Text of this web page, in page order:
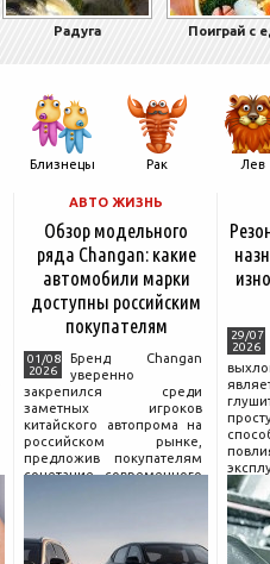
Радуга Поиграй с
Близнецы Рак Лев
АВТО ЖИЗНЬ
Обзор модельного
ряда Changan: какие
автомобили марки
доступны российским
покупателям
01/08
2026
Бренд Changan
уверенно
закрепился среди
заметных игроков
китайского автопрома на
российском рынке,
предложив покупателям
сочетание современного
насчитывает несколько
десятилетий
29/07
2026
и